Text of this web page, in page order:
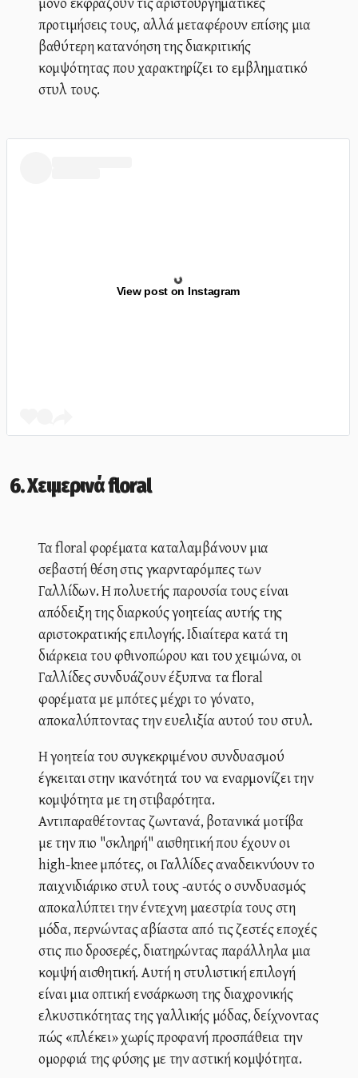
προτιμήσεις τους, αλλά μεταφέρουν επίσης μια
βαθύτερη κατανόηση της διακριτικής
κομψότητας που χαρακτηρίζει το εμβληματικό
στυλ τους.
View post on Instagram
6. Χειμερινά floral
Τα floral φορέματα καταλαμβάνουν μια
σεβαστή θέση στις γκαρνταρόμπες των
Γαλλίδων. Η πολυετής παρουσία τους είναι
απόδειξη της διαρκούς γοητείας αυτής της
αριστοκρατικής επιλογής. Ιδιαίτερα κατά τη
διάρκεια του φθινοπώρου και του χειμώνα, οι
Γαλλίδες συνδυάζουν έξυπνα τα floral
φορέματα με μπότες μέχρι το γόνατο,
αποκαλύπτοντας την ευελιξία αυτού του στυλ.
Η γοητεία του συγκεκριμένου συνδυασμού
έγκειται στην ικανότητά του να εναρμονίζει την
κομψότητα με τη στιβαρότητα.
Αντιπαραθέτοντας ζωντανά, βοτανικά μοτίβα
με την πιο "σκληρή" αισθητική που έχουν οι
high-knee μπότες, οι Γαλλίδες αναδεικνύουν το
παιχνιδιάρικο στυλ τους -αυτός ο συνδυασμός
αποκαλύπτει την έντεχνη μαεστρία τους στη
μόδα, περνώντας αβίαστα από τις ζεστές εποχές
στις πιο δροσερές, διατηρώντας παράλληλα μια
κομψή αισθητική. Αυτή η στυλιστική επιλογή
είναι μια οπτική ενσάρκωση της διαχρονικής
ελκυστικότητας της γαλλικής μόδας, δείχνοντας
πώς «πλέκει» χωρίς προφανή προσπάθεια την
ομορφιά της φύσης με την αστική κομψότητα.